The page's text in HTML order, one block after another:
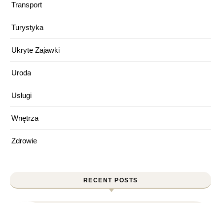
Transport
Turystyka
Ukryte Zajawki
Uroda
Usługi
Wnętrza
Zdrowie
RECENT POSTS